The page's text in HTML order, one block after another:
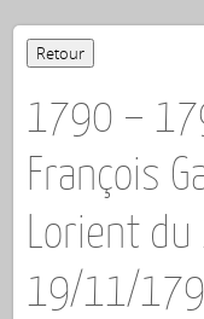
1790 –
François
Lorient
19/11/